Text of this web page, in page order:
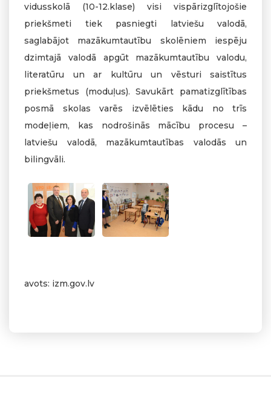
vidusskolā (10-12.klase) visi vispārizglītojošie
priekšmeti tiek pasniegti latviešu valodā,
saglabājot mazākumtautību skolēniem iespēju
dzimtajā valodā apgūt mazākumtautību valodu,
literatūru un ar kultūru un vēsturi saistītus
priekšmetus (moduļus). Savukārt pamatizglītības
posmā skolas varēs izvēlēties kādu no trīs
modeļiem, kas nodrošinās mācību procesu –
latviešu valodā, mazākumtautības valodās un
bilingvāli.
avots: izm.gov.lv